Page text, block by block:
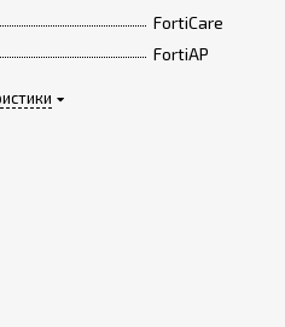
FortiCare
FortiAP